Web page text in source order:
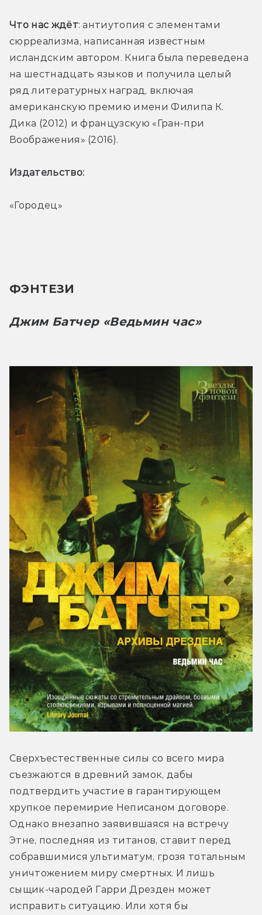
Что нас ждёт: антиутопия с элементами
сюрреализма, написанная известным
исландским автором. Книга была переведена
на шестнадцать языков и получила целый
ряд литературных наград, включая
американскую премию имени Филипа К.
Дика (2012) и французскую «Гран-при
Воображения» (2016).
Издательство:
«Городец»
ФЭНТЕЗИ
Джим Батчер «Ведьмин час»
Сверхъестественные силы со всего мира
съезжаются в древний замок, дабы
подтвердить участие в гарантирующем
хрупкое перемирие Неписаном договоре.
Однако внезапно заявившаяся на встречу
Этне, последняя из титанов, ставит перед
собравшимися ультиматум, грозя тотальным
уничтожением миру смертных. И лишь
сыщик-чародей Гарри Дрезден может
исправить ситуацию. Или хотя бы